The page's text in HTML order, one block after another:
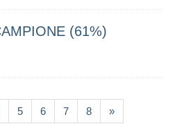
(61%)
5 6 7 8 »